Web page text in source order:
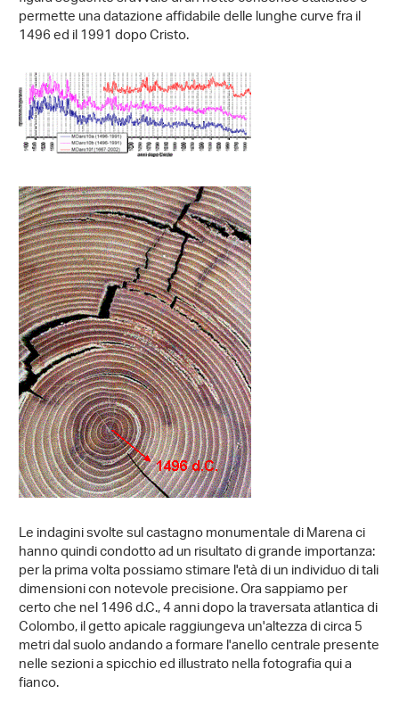
permette una datazione affidabile delle lunghe curve fra il
1496 ed il 1991 dopo Cristo.
Le indagini svolte sul castagno monumentale di Marena ci
hanno quindi condotto ad un risultato di grande importanza:
per la prima volta possiamo stimare l'età di un individuo di tali
dimensioni con notevole precisione. Ora sappiamo per
certo che nel 1496 d.C., 4 anni dopo la traversata atlantica di
Colombo, il getto apicale raggiungeva un'altezza di circa 5
metri dal suolo andando a formare l'anello centrale presente
nelle sezioni a spicchio ed illustrato nella fotografia qui a
fianco.